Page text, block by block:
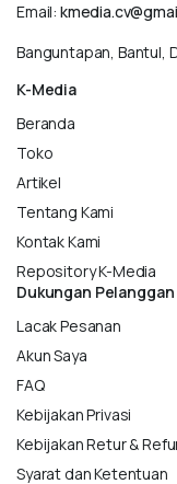
Email:
Banguntapan, Bantul,
K-Media
Beranda
Toko
Artikel
Tentang Kami
Kontak Kami
Repository K-Media
Dukungan Pelanggan
Lacak Pesanan
Akun Saya
FAQ
Kebijakan Privasi
Kebijakan Retur &
Syarat dan Ketentuan